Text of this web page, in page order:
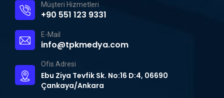
Müşteri Hizmetleri
+90 551 123 9331
E-Mail
info@tpkmedya.com
Ofis Adresi
Ebu Ziya Tevfik Sk. No:16 D:4, 06690
Çankaya/Ankara